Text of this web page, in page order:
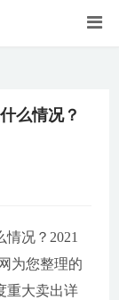
么情况？
况？2021
为您整理的
重大卖出详